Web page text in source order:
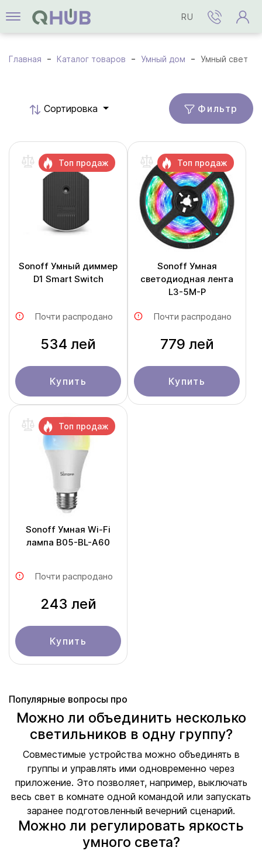
RU
Главная Каталог товаров Умный дом Умный свет
Cортировка Фильтр
Sonoff Умный диммер
D1 Smart Switch
Почти распродано
534 лей
Купить
Топ продаж
Sonoff Умная
светодиодная лента
L3-5M-P
Почти распродано
779 лей
Купить
Топ продаж
Sonoff Умная Wi-Fi
лампа B05-BL-A60
Почти распродано
243 лей
Купить
Топ продаж
Популярные вопросы про
Можно ли объединить несколько
светильников в одну группу?
Совместимые устройства можно объединять в
группы и управлять ими одновременно через
приложение. Это позволяет, например, выключать
весь свет в комнате одной командой или запускать
заранее подготовленный вечерний сценарий.
Можно ли регулировать яркость
умного света?